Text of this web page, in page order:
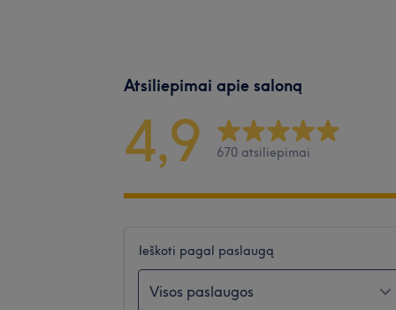
Atsiliepimai apie saloną
4,9 670 atsiliepimai
Ieškoti pagal paslaugą
Visos paslaugos